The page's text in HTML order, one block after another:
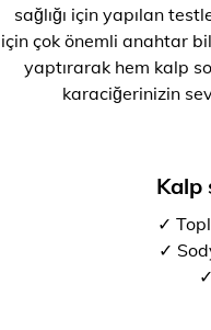
sağlığı için yapılan
için çok önemli anahtar
yaptırarak hem kalp
karaciğerinizin
Kalp
✓
✓